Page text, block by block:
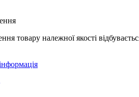
товару належної якості